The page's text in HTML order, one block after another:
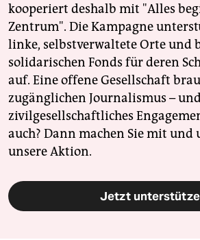
kooperiert deshalb mit "Alles
Zentrum". Die Kampagne
linke, selbstverwaltete Orte und
solidarischen Fonds für deren
auf. Eine offene Gesellschaft
zugänglichen Journalismus –
zivilgesellschaftliches
auch? Dann machen Sie mit und
unsere Aktion.
Jetzt